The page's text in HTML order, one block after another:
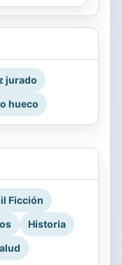
jurado
hueco
Ficción
Historia